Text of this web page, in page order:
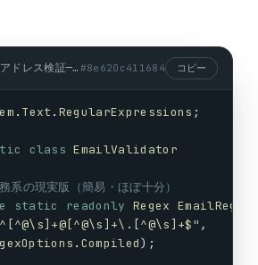
パターン1:メールアドレス検証—簡易版が現実解 (csharp) #8e620c411684 コピー
. Text . RegularExpressions ;
class EmailValidator
の現実版（簡易・ほぼ十分）
static readonly Regex EmailRegex
,
. Compiled);